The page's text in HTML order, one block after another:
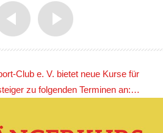
Club e. V. bietet neue Kurse für
zu folgenden Terminen an:…